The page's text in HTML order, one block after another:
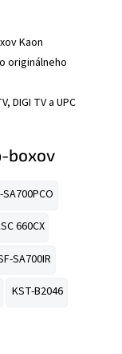
Kaon
originálneho
DIGI TV a UPC
boxov
SA700PCO
660CX
SA700IR
KST-B2046